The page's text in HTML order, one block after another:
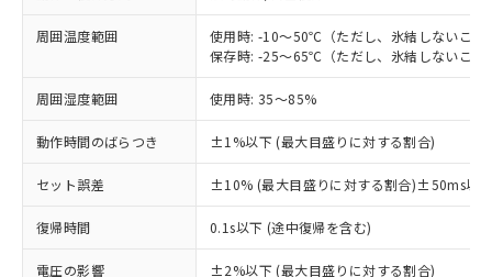
周囲温度範囲
使用時: -10～50℃（ただし、氷結しないこと
保存時: -25～65℃（ただし、氷結しないこと
周囲湿度範囲 使用時: 35～85%
動作時間のばらつき ±1%以下 (最大目盛りに対する割合)
セット誤差 ±10% (最大目盛りに対する割合)±50ms以下
復帰時間 0.1s以下 (途中復帰を含む)
電圧の影響 ±2%以下 (最大目盛りに対する割合)
※1 対応状況